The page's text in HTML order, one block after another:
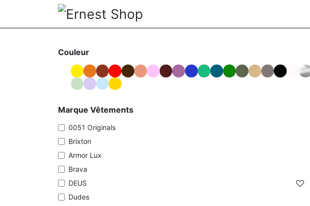
SE RENDRE AU CONTENU
Couleur
Marque Vêtements
0051 Originals
Brixton
Armor Lux
Brava
DEUS
Dudes